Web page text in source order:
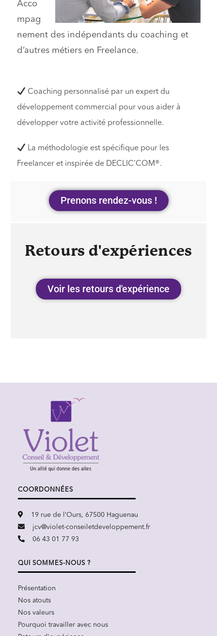
Acco
mpag
nement des indépendants du coaching et
d’autres métiers en Freelance.
Coaching personnalisé par un expert du
développement commercial pour vous aider à
développer votre activité professionnelle.
La méthodologie est spécifique pour les
Freelancer et inspirée de DECLIC’COM®.
Prenons rendez-vous !
Retours d'expériences
Voir les retours d'expérience
COORDONNÉES
19 rue de l’Ours, 67500 Haguenau
jcv@violet-conseiletdeveloppement.fr
06 43 01 77 93
QUI SOMMES-NOUS ?
Présentation
Nos atouts
Nos valeurs
Pourquoi travailler avec nous